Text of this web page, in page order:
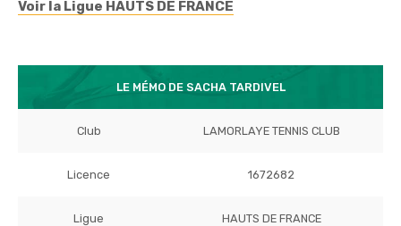
Voir la Ligue HAUTS DE FRANCE
LE MÉMO DE SACHA TARDIVEL
Club LAMORLAYE TENNIS CLUB
Licence 1672682
Ligue HAUTS DE FRANCE